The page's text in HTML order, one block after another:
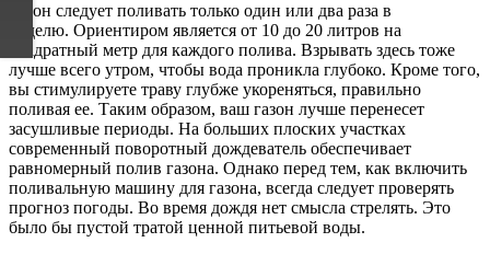
Газон следует поливать только один или два раза в
неделю. Ориентиром является от 10 до 20 литров на
квадратный метр для каждого полива. Взрывать здесь тоже
лучше всего утром, чтобы вода проникла глубоко. Кроме того,
вы стимулируете траву глубже укореняться, правильно
поливая ее. Таким образом, ваш газон лучше перенесет
засушливые периоды. На больших плоских участках
современный поворотный дождеватель обеспечивает
равномерный полив газона. Однако перед тем, как включить
поливальную машину для газона, всегда следует проверять
прогноз погоды. Во время дождя нет смысла стрелять. Это
было бы пустой тратой ценной питьевой воды.